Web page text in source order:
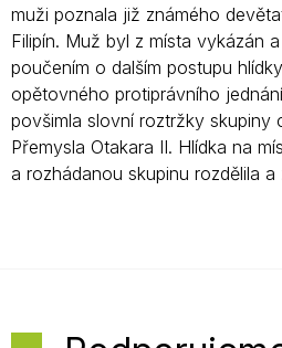
muži poznala již známého
Filipín. Muž byl z místa vykázán
poučením o dalším postupu
opětovného protiprávního
povšimla slovní roztržky skupiny
Přemysla Otakara II. Hlídka na
a rozhádanou skupinu rozdělila